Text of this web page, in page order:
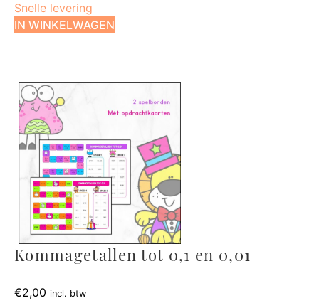
Snelle levering
IN WINKELWAGEN
Kommagetallen tot 0,1 en 0,01
€2,00 incl. btw